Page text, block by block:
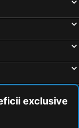
exclusive